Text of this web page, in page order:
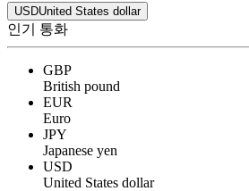
USDUnited States dollar
인기 통화
GBP
British pound
EUR
Euro
JPY
Japanese yen
USD
United States dollar